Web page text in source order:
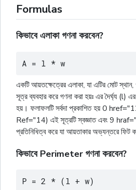
Formulas
কিভাবে এলাকা গণনা করবেন?
A = l * w
একটি আয়তক্ষেত্রের এলাকা, যা এটির মোট
সূত্র ব্যবহার করে গণনা করা হয়ঃ এর দৈর্ঘ্য (l)
হয়। ফলাফলটি সর্বদা প্রকাশিত হয় 0
Ref="14) এই সূত্রটি স্বজ্ঞাত এবং 9
প্রতিনিধিত্ব করে যা আয়তাকার অভ্যন্তরে ফিট
কিভাবে Perimeter গণনা করবেন?
P = 2 * (l + w)